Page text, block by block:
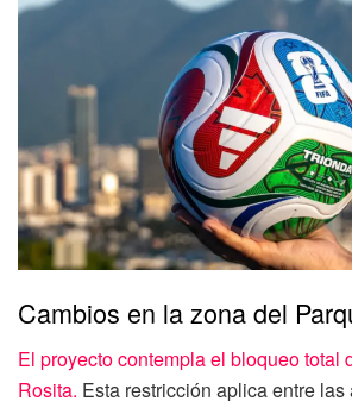
Cambios en la zona del
El proyecto contempla el bloqueo total
Rosita. Esta restricción aplica entre